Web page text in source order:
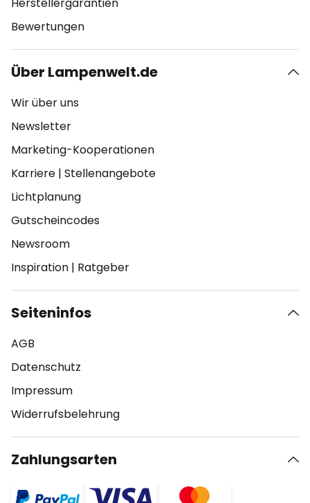
Bewertungen
Über Lampenwelt.de
Wir über uns
Newsletter
Marketing-Kooperationen
Karriere | Stellenangebote
Lichtplanung
Gutscheincodes
Newsroom
Inspiration | Ratgeber
Seiteninfos
AGB
Datenschutz
Impressum
Widerrufsbelehrung
Zahlungsarten